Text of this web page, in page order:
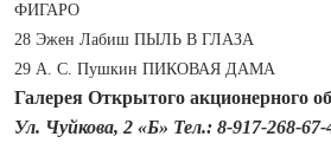
ФИГАРО
28 Эжен Лабиш ПЫЛЬ В ГЛАЗА
29 А. С. Пушкин ПИКОВАЯ ДАМА
Галерея Открытого акционерного
Ул. Чуйкова, 2 «Б» Тел.: 8-917-268-